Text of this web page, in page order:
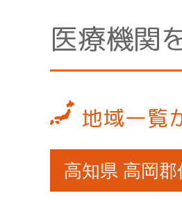
医療機関
地域一覧
高知県 高岡